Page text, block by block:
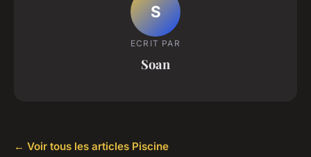
S
ECRIT PAR
Soan
← Voir tous les articles Piscine